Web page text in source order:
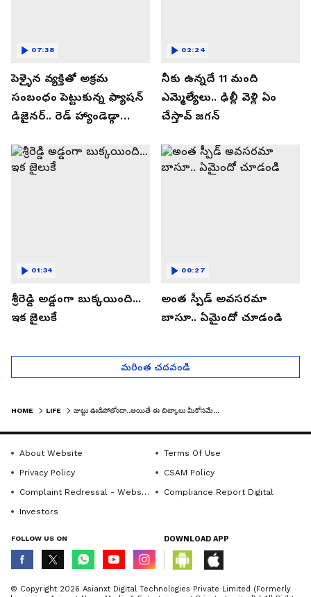
పెళ్ళైన వ్యక్తితో అక్రమ
సంబంధం పెట్టుకున్న ఫ్యాషన్
డిజైనర్.. రెడ్ హ్యాండెడ్గా
07:38
నీకు ఉన్నదే 11 మంది
ఎమ్మెల్యేలు.. ఢిల్లీ వెళ్లి ఏం
చేస్తావ్ జగన్
02:24
శ్రీరెడ్డి అడ్డంగా బుక్కయింది...
ఇక జైలుకే
01:34
అంత స్పీడ్ అవసరమా
బాసూ.. ఏమైందో చూడండి
00:27
మరింత చదవండి
HOME LIFE జుట్టు ఊడిపోతోందా..అయితే ఈ చిట్కాలు మీకోసమే...
About Website
Terms Of Use
Privacy Policy
CSAM Policy
Complaint Redressal - Website
Compliance Report Digital
Investors
FOLLOW US ON DOWNLOAD APP
© Copyright 2026 Asianxt Digital Technologies Private Limited (Formerly